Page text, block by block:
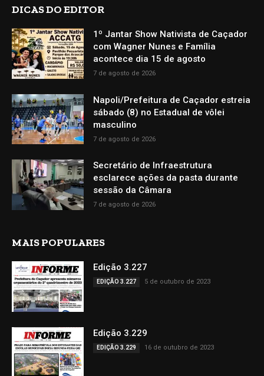
DICAS DO EDITOR
1º Jantar Show Nativista de Caçador
com Wagner Nunes e Família
acontece dia 15 de agosto
7 de agosto de 2026
Napoli/Prefeitura de Caçador estreia
sábado (8) no Estadual de vôlei
masculino
7 de agosto de 2026
Secretário de Infraestrutura
esclarece ações da pasta durante
sessão da Câmara
7 de agosto de 2026
MAIS POPULARES
Edição 3.227
EDIÇÃO 3.227 5 de outubro de 2023
Edição 3.229
EDIÇÃO 3.229 16 de outubro de 2023